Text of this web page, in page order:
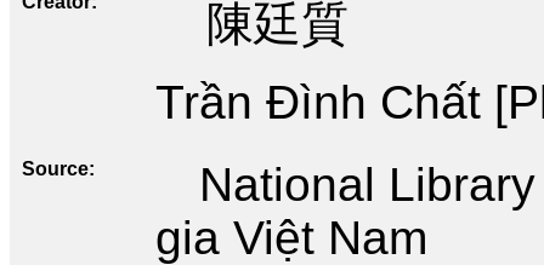
陳廷質
Trần Đình Chất
Source
National
gia Việt Nam